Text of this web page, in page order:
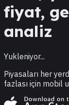
fiyat,
analiz
Yukleniyor...
Piyasaları her
fazlası için mobil